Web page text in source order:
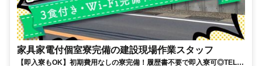
家具家電付個室寮完備の建設現場作業スタッフ
【即入寮もOK】初期費用なしの寮完備！履歴書不要で即入寮可◎TEL：